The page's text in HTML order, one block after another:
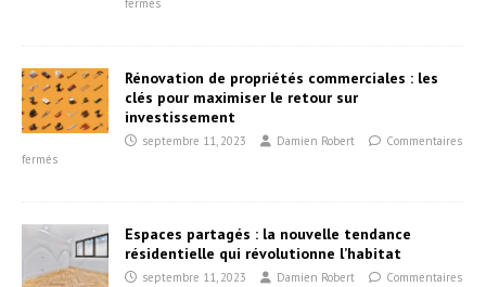
fermés
Rénovation de propriétés commerciales : les
clés pour maximiser le retour sur
investissement
septembre 11, 2023 Damien Robert
Commentaires
fermés
Espaces partagés : la nouvelle tendance
résidentielle qui révolutionne l’habitat
septembre 11, 2023 Damien Robert
Commentaires